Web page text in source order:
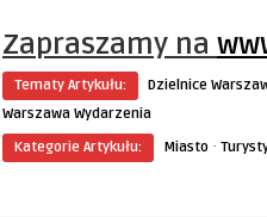
Zapraszamy na
Tematy Artykułu: Dzielnice
Warszawa Wydarzenia
Kategorie Artykułu:
Miasto ·